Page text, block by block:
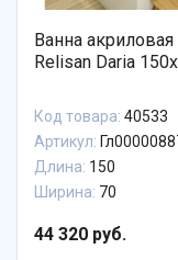
Ванна акриловая
Relisan Daria
Код товара: 40533
Артикул:
Длина: 150
Ширина: 70
44 320 руб.